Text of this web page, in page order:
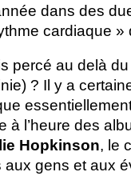
dans des
cardiaque »
percé au delà
? Il y a
à l’heure des
Hopkinson, le
aux gens et aux